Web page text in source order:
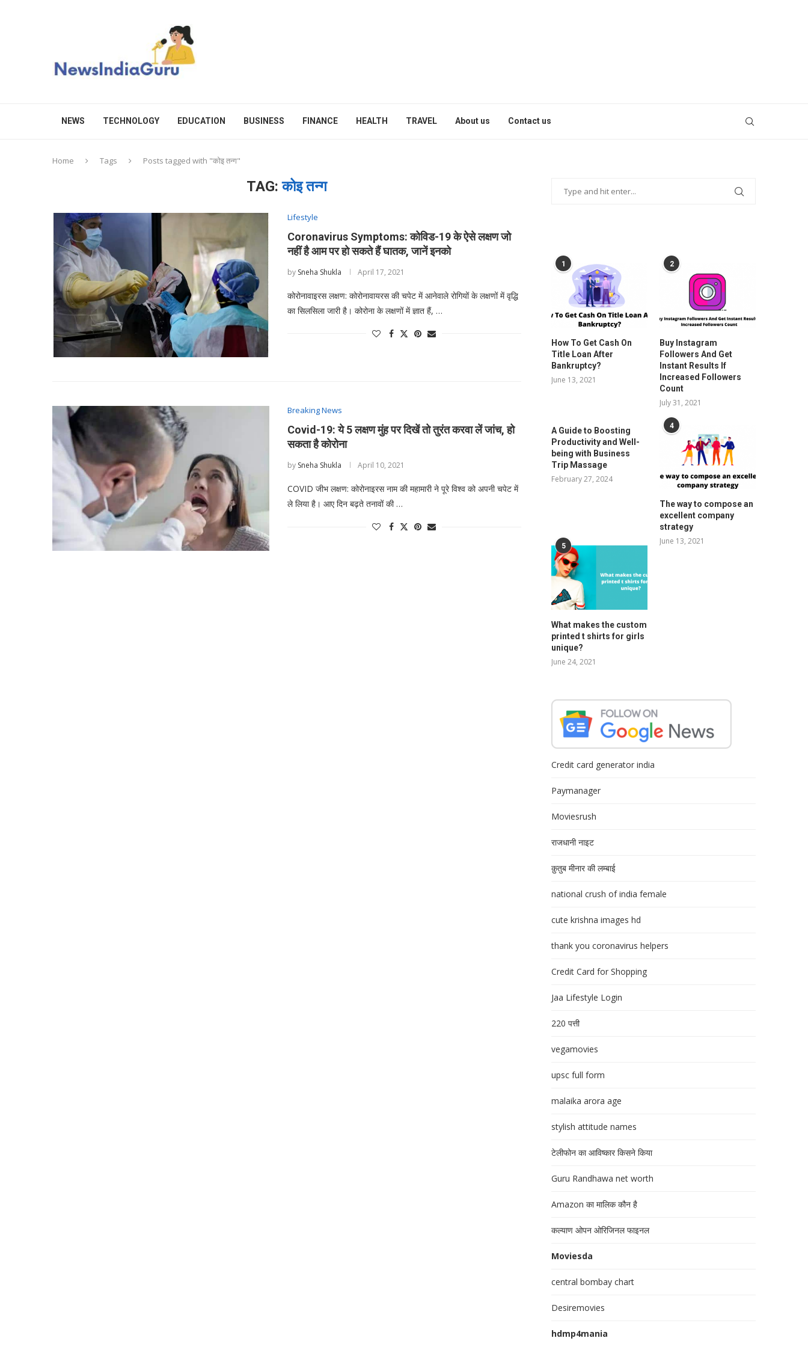
NEWS TECHNOLOGY EDUCATION BUSINESS FINANCE HEALTH TRAVEL About us Contact us
Home Tags Posts tagged with "कोइ तन्ग"
TAG:कोइ तन्ग
Lifestyle
Coronavirus Symptoms: कोविड-19 के ऐसे लक्षण जो
नहीं है आम पर हो सकते हैं घातक, जानें इनको
by Sneha Shukla April 17, 2021
कोरोनावाइरस लक्षण: कोरोनावायरस की चपेट में आनेवाले रोगियों के लक्षणों में वृद्धि
का सिलसिला जारी है। कोरोना के लक्षणों में ज्ञात हैं, …
Breaking News
Covid-19: ये 5 लक्षण मुंह पर दिखें तो तुरंत करवा लें जांच, हो
सकता है कोरोना
by Sneha Shukla April 10, 2021
COVID जीभ लक्षण: कोरोनाइरस नाम की महामारी ने पूरे विश्व को अपनी चपेट में
ले लिया है। आए दिन बढ़ते तनावों की …
1
How To Get Cash On
Title Loan After
Bankruptcy?
June 13, 2021
2
Buy Instagram
Followers And Get
Instant Results If
Increased Followers
Count
July 31, 2021
A Guide to Boosting
Productivity and Well-
being with Business
Trip Massage
February 27, 2024
4
The way to compose an
excellent company
strategy
June 13, 2021
5
What makes the custom
printed t shirts for girls
unique?
June 24, 2021
Credit card generator india
Paymanager
Moviesrush
राजधानी नाइट
क़ुतुब मीनार की लम्बाई
national crush of india female
cute krishna images hd
thank you coronavirus helpers
Credit Card for Shopping
Jaa Lifestyle Login
220 पत्ती
vegamovies
upsc full form
malaika arora age
stylish attitude names
टेलीफोन का आविष्कार किसने किया
Guru Randhawa net worth
Amazon का मालिक कौन है
कल्याण ओपन ओरिजिनल फाइनल
Moviesda
central bombay chart
Desiremovies
hdmp4mania